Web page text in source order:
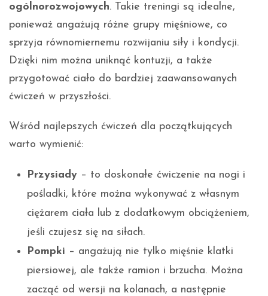
ogólnorozwojowych. Takie treningi są idealne,
ponieważ angażują różne grupy mięśniowe, co
sprzyja równomiernemu rozwijaniu siły i kondycji.
Dzięki nim można uniknąć kontuzji, a także
przygotować ciało do bardziej zaawansowanych
ćwiczeń w przyszłości.
Wśród najlepszych ćwiczeń dla początkujących
warto wymienić:
Przysiady – to doskonałe ćwiczenie na nogi i
pośladki, które można wykonywać z własnym
ciężarem ciała lub z dodatkowym obciążeniem,
jeśli czujesz się na siłach.
Pompki – angażują nie tylko mięśnie klatki
piersiowej, ale także ramion i brzucha. Można
zacząć od wersji na kolanach, a następnie